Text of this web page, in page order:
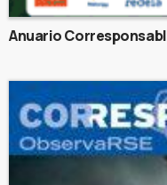
Anuario